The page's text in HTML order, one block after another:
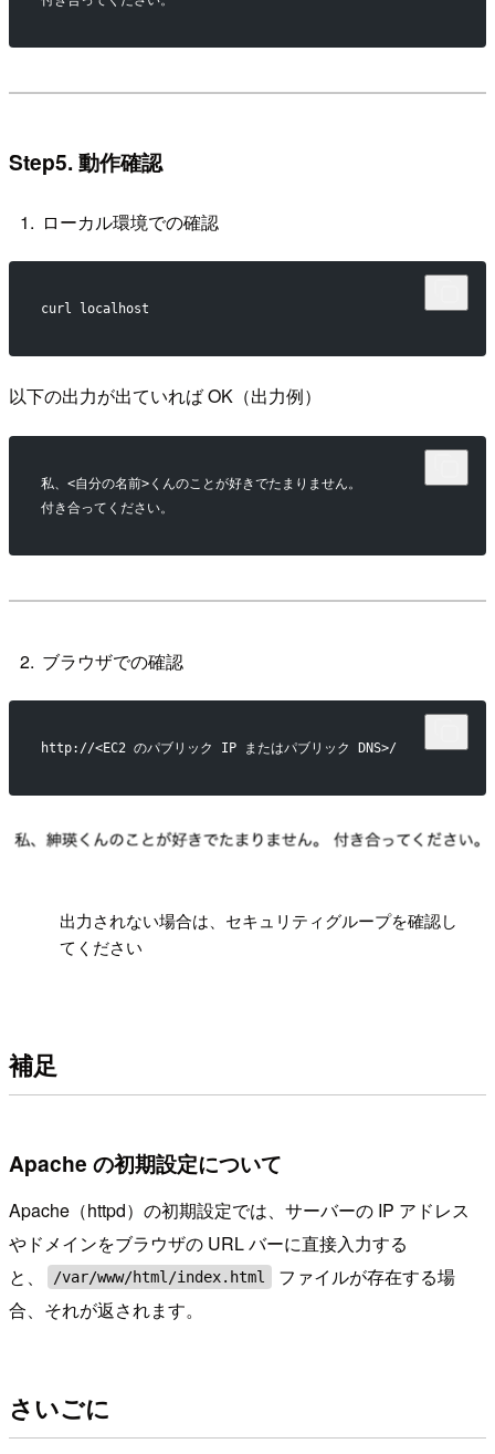
Step5. 動作確認
ローカル環境での確認
curl localhost
以下の出力が出ていれば OK（出力例）
私、<自分の名前>くんのことが好きでたまりません。
付き合ってください。
ブラウザでの確認
http://<EC2 のパブリック IP またはパブリック DNS>/
出力されない場合は、セキュリティグループを確認し
てください
補足
Apache の初期設定について
Apache（httpd）の初期設定では、サーバーの IP アドレス
やドメインをブラウザの URL バーに直接入力する
と、
/var/www/html/index.html
ファイルが存在する場
合、それが返されます。
さいごに